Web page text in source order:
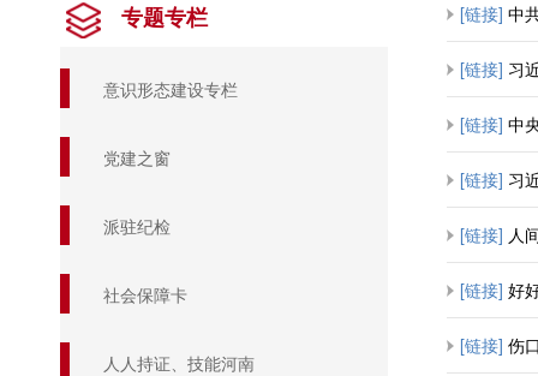
专题专栏
意识形态建设专栏
党建之窗
派驻纪检
社会保障卡
人人持证、技能河南
[链接] 中
[链接] 习
[链接] 中
[链接] 习近
[链接] 人
[链接] 好
[链接] 伤